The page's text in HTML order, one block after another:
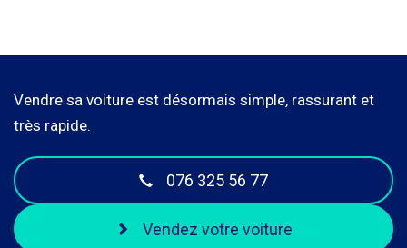
Vendre sa voiture est désormais simple, rassurant et
très rapide.
076 325 56 77
Vendez votre voiture